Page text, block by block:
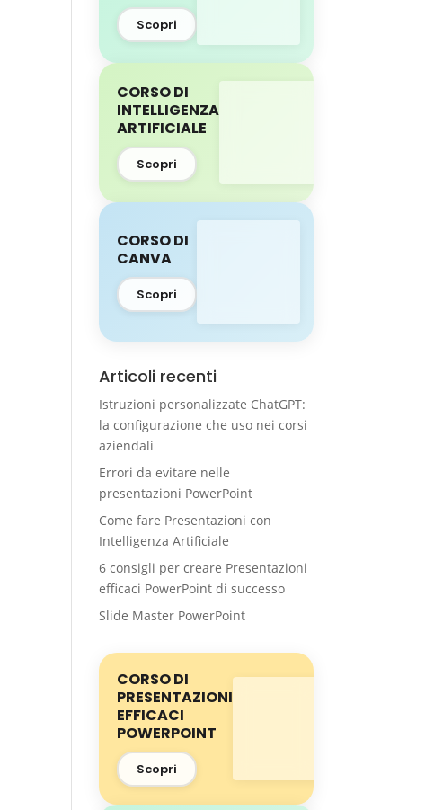
Scopri
CORSO DI
INTELLIGENZA
ARTIFICIALE
Scopri
CORSO DI
CANVA
Scopri
Articoli recenti
Istruzioni personalizzate ChatGPT:
la configurazione che uso nei corsi
aziendali
Errori da evitare nelle
presentazioni PowerPoint
Come fare Presentazioni con
Intelligenza Artificiale
6 consigli per creare Presentazioni
efficaci PowerPoint di successo
Slide Master PowerPoint
CORSO DI
PRESENTAZIONI
EFFICACI
POWERPOINT
Scopri